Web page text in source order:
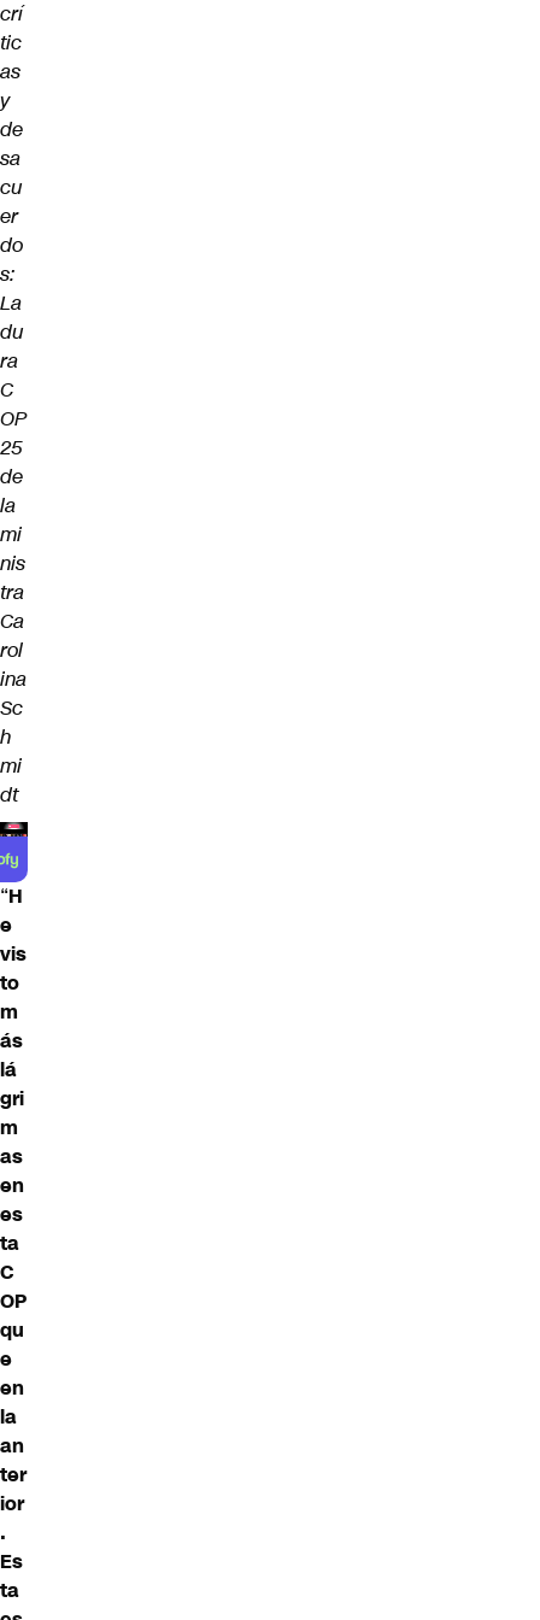
crí
tic
as
y
de
sa
cu
er
do
s:
La
du
ra
C
OP
25
de
la
mi
nis
tra
Ca
rol
ina
Sc
h
mi
dt
“H
e
vis
to
m
ás
lá
gri
m
as
en
es
ta
C
OP
qu
e
en
la
an
ter
ior
.
Es
ta